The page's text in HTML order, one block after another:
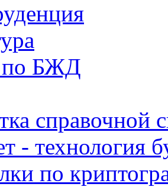
по БЖД
справочной
- технология
по